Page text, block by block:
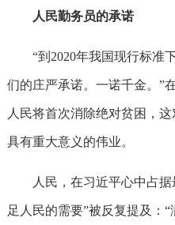
人民勤务员的承诺
“到2020年我国现行标准
们的庄严承诺。一诺千金。”
人民将首次消除绝对贫困，
具有重大意义的伟业。
人民，在习近平心中占据
足人民的需要”被反复提及：